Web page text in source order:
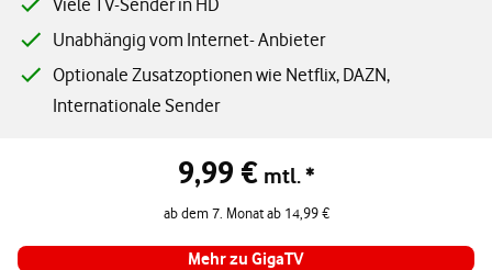
Viele TV-Sender in HD
Unabhängig vom Internet- Anbieter
Optionale Zusatzoptionen wie Netflix, DAZN,
Internationale Sender
Angebotspreis 9,99 € pro Monat, ab dem 7. Monat ab 14,99 € pro
9,99 € mtl. *
ab dem 7. Monat ab 14,99 €
Mehr zu GigaTV